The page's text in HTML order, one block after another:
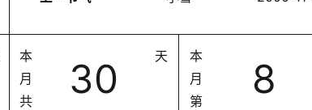
本
月
共
30 天
本
月
第
8